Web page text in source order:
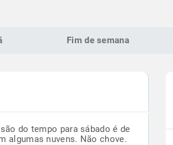
Fim de semana
do tempo para sábado é de
algumas nuvens. Não chove.